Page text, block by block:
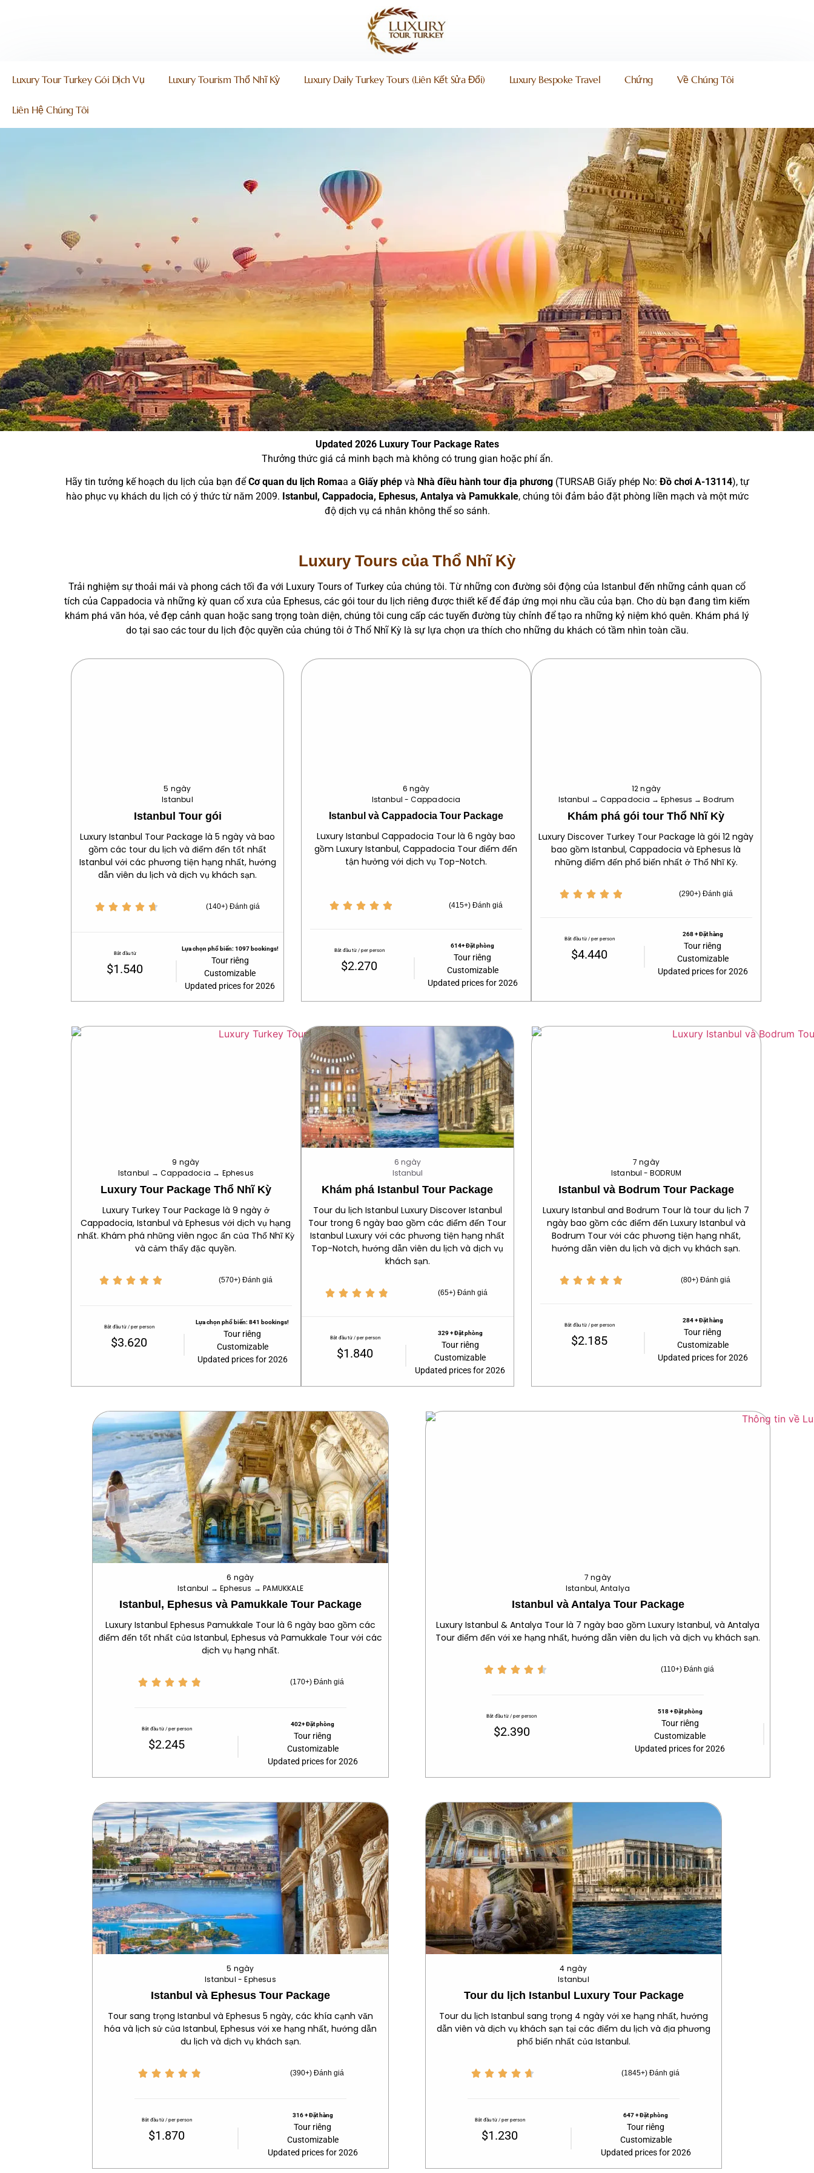
Luxury Tour Turkey Gói Dịch Vụ Luxury Tourism Thổ Nhĩ Kỳ Luxury Daily Turkey Tours (liên Kết Sửa Đổi) Luxury Bespoke Travel Chứng Về Chúng Tôi
Liên Hệ Chúng Tôi
Updated 2026 Luxury Tour Package Rates
Thưởng thức giá cả minh bạch mà không có trung gian hoặc phí ẩn.
Hãy tin tưởng kế hoạch du lịch của bạn để Cơ quan du lịch Romaa a Giấy phépvà Nhà điều hành tour địa phương(TURSAB Giấy phép No: Đồ chơi A-13114), tự
hào phục vụ khách du lịch có ý thức từ năm 2009. Istanbul, Cappadocia, Ephesus, Antalya và Pamukkale, chúng tôi đảm bảo đặt phòng liền mạch và một mức
độ dịch vụ cá nhân không thể so sánh.
Luxury Tours của Thổ Nhĩ Kỳ
Trải nghiệm sự thoải mái và phong cách tối đa với Luxury Tours of Turkey của chúng tôi. Từ những con đường sôi động của Istanbul đến những cảnh quan cổ
tích của Cappadocia và những kỳ quan cổ xưa của Ephesus, các gói tour du lịch riêng được thiết kế để đáp ứng mọi nhu cầu của bạn. Cho dù bạn đang tìm kiếm
khám phá văn hóa, vẻ đẹp cảnh quan hoặc sang trọng toàn diện, chúng tôi cung cấp các tuyến đường tùy chỉnh để tạo ra những kỷ niệm khó quên. Khám phá lý
do tại sao các tour du lịch độc quyền của chúng tôi ở Thổ Nhĩ Kỳ là sự lựa chọn ưa thích cho những du khách có tầm nhìn toàn cầu.
5 ngày
Istanbul
Istanbul Tour gói
Luxury Istanbul Tour Package là 5 ngày và bao
gồm các tour du lịch và điểm đến tốt nhất
Istanbul với các phương tiện hạng nhất, hướng
dẫn viên du lịch và dịch vụ khách sạn.
     (140+) Đánh giá
Bắt đầu từ
$1.540
Lựa chọn phổ biến: 1097 bookings!
Tour riêng
Customizable
Updated prices for 2026​
6 ngày
Istanbul - Cappadocia
Istanbul và Cappadocia Tour Package
Luxury Istanbul Cappadocia Tour là 6 ngày bao
gồm Luxury Istanbul, Cappadocia Tour điểm đến
tận hưởng với dịch vụ Top-Notch.
     (415+) Đánh giá
Bắt đầu từ / per person
$2.270
614+ Đặt phòng
Tour riêng
Customizable
Updated prices for 2026
12 ngày
Istanbul → Cappadocia → Ephesus → Bodrum
Khám phá gói tour Thổ Nhĩ Kỳ
Luxury Discover Turkey Tour Package là gói 12 ngày
bao gồm Istanbul, Cappadocia và Ephesus là
những điểm đến phổ biến nhất ở Thổ Nhĩ Kỳ.
     (290+) Đánh giá
Bắt đầu từ / per person
$4.440
268 + Đặt hàng
Tour riêng
Customizable
Updated prices for 2026
9 ngày
Istanbul → Cappadocia → Ephesus
Luxury Tour Package Thổ Nhĩ Kỳ
Luxury Turkey Tour Package là 9 ngày ở
Cappadocia, Istanbul và Ephesus với dịch vụ hạng
nhất. Khám phá những viên ngọc ẩn của Thổ Nhĩ Kỳ
và cảm thấy đặc quyền.
     (570+) Đánh giá
Bắt đầu từ / per person
$3.620
Lựa chọn phổ biến: 841 bookings!
Tour riêng
Customizable
Updated prices for 2026
6 ngày
Istanbul
Khám phá Istanbul Tour Package
Tour du lịch Istanbul Luxury Discover Istanbul
Tour trong 6 ngày bao gồm các điểm đến Tour
Istanbul Luxury với các phương tiện hạng nhất
Top-Notch, hướng dẫn viên du lịch và dịch vụ
khách sạn.
     (65+) Đánh giá
Bắt đầu từ / per person
$1.840
329 + Đặt phòng
Tour riêng
Customizable
Updated prices for 2026
7 ngày
Istanbul - BODRUM
Istanbul và Bodrum Tour Package
Luxury Istanbul and Bodrum Tour là tour du lịch 7
ngày bao gồm các điểm đến Luxury Istanbul và
Bodrum Tour với các phương tiện hạng nhất,
hướng dẫn viên du lịch và dịch vụ khách sạn.
     (80+) Đánh giá
Bắt đầu từ / per person
$2.185
284 + Đặt hàng
Tour riêng
Customizable
Updated prices for 2026
6 ngày
Istanbul → Ephesus → PAMUKKALE
Istanbul, Ephesus và Pamukkale Tour Package
Luxury Istanbul Ephesus Pamukkale Tour là 6 ngày bao gồm các
điểm đến tốt nhất của Istanbul, Ephesus và Pamukkale Tour với các
dịch vụ hạng nhất.
     (170+) Đánh giá
Bắt đầu từ / per person
$2.245
402+ Đặt phòng
Tour riêng
Customizable
Updated prices for 2026
7 ngày
Istanbul, Antalya
Istanbul và Antalya Tour Package
Luxury Istanbul & Antalya Tour là 7 ngày bao gồm Luxury Istanbul, và Antalya
Tour điểm đến với xe hạng nhất, hướng dẫn viên du lịch và dịch vụ khách sạn.
     (110+) Đánh giá
Bắt đầu từ / per person
$2.390
518 + Đặt phòng
Tour riêng
Customizable
Updated prices for 2026
5 ngày
Istanbul - Ephesus
Istanbul và Ephesus Tour Package
Tour sang trọng Istanbul và Ephesus 5 ngày, các khía cạnh văn
hóa và lịch sử của Istanbul, Ephesus với xe hạng nhất, hướng dẫn
du lịch và dịch vụ khách sạn.
     (390+) Đánh giá
Bắt đầu từ / per person
$1.870
316 + Đặt hàng
Tour riêng
Customizable
Updated prices for 2026
4 ngày
Istanbul
Tour du lịch Istanbul Luxury Tour Package
Tour du lịch Istanbul sang trọng 4 ngày với xe hạng nhất, hướng
dẫn viên và dịch vụ khách sạn tại các điểm du lịch và địa phương
phổ biến nhất của Istanbul.
     (1845+) Đánh giá
Bắt đầu từ / per person
$1.230
647 + Đặt phòng
Tour riêng
Customizable
Updated prices for 2026